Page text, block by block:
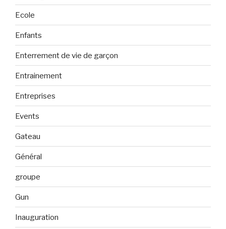
Ecole
Enfants
Enterrement de vie de garçon
Entrainement
Entreprises
Events
Gateau
Général
groupe
Gun
Inauguration